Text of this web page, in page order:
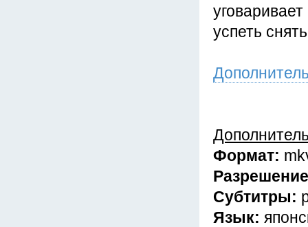
успеть
Формат:
Субтитры:
Язык: